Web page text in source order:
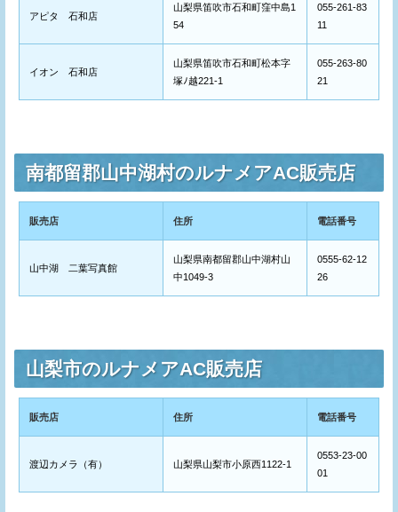
アピタ 石和店
山梨県笛吹市石和町窪中島1
54
055-261-83
11
イオン 石和店
山梨県笛吹市石和町松本字
塚ﾉ越221-1
055-263-80
21
南都留郡山中湖村のルナメアAC販売店
販売店 住所 電話番号
山中湖 二葉写真館
山梨県南都留郡山中湖村山
中1049-3
0555-62-12
26
山梨市のルナメアAC販売店
販売店 住所 電話番号
渡辺カメラ（有） 山梨県山梨市小原西1122-1
0553-23-00
01